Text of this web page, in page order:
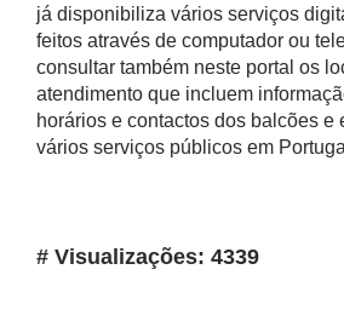
já disponibiliza vários serviços
feitos através de computador ou
consultar também neste portal os
atendimento que incluem
horários e contactos dos balcões e
vários serviços públicos em Portugal
# Visualizações: 4339